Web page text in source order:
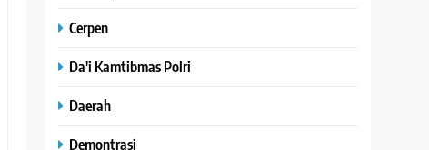
Cerpen
Da'i Kamtibmas Polri
Daerah
Demontrasi